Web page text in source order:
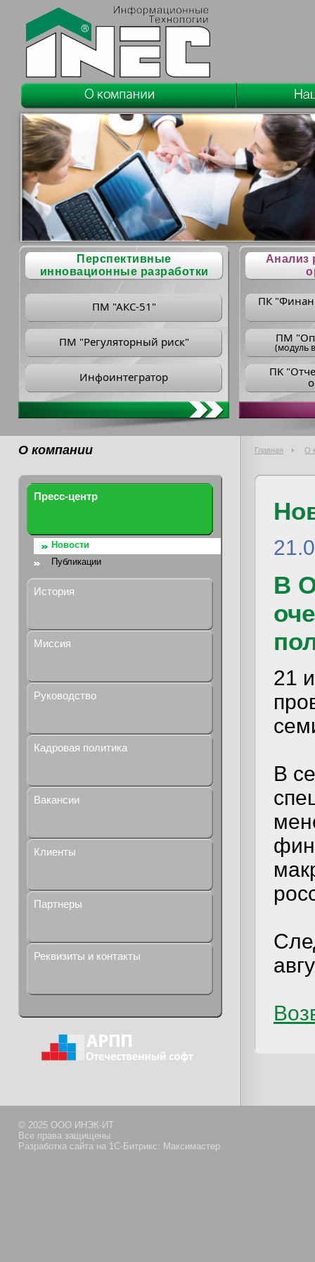
Перспективные
инновационные разработки
ПМ "АКС-51"
ПМ "Регуляторный риск"
Инфоинтегратор
Анализ
ПК
ПM
(модуль
ПK
О компании Главная О
Пресс-центр
Новости
Публикации
История
Миссия
Руководство
Кадровая политика
Вакансии
Клиенты
Партнеры
Реквизиты и контакты
В
21
В
© 2025 ООО ИНЭК-ИТ
Все права защищены
Разработка сайта на 1С-Битрикс: Максимастер